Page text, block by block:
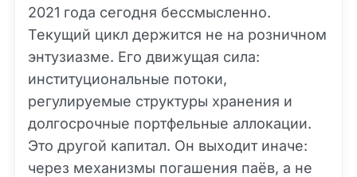
2021 года сегодня бессмысленно.
Текущий цикл держится не на розничном
энтузиазме. Его движущая сила:
институциональные потоки,
регулируемые структуры хранения и
долгосрочные портфельные аллокации.
Это другой капитал. Он выходит иначе:
через механизмы погашения паёв, а не